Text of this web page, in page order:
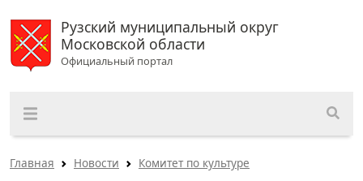
Рузский муниципальный округ
Московской области
Официальный портал
Главная Новости Комитет по культуре